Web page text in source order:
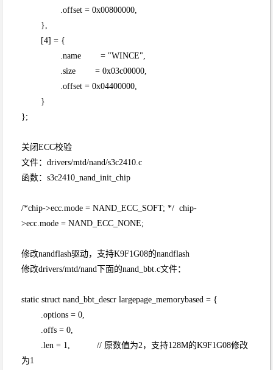
.offset = 0x00800000,
},
[4] = {
.name = "WINCE",
.size = 0x03c00000,
.offset = 0x04400000,
}
};
关闭ECC校验
文件：drivers/mtd/nand/s3c2410.c
函数：s3c2410_nand_init_chip
/*chip->ecc.mode = NAND_ECC_SOFT; */ chip-
>ecc.mode = NAND_ECC_NONE;
修改nandflash驱动，支持K9F1G08的nandflash
修改drivers/mtd/nand下面的nand_bbt.c文件：
static struct nand_bbt_descr largepage_memorybased = {
.options = 0,
.offs = 0,
.len = 1, // 原数值为2，支持128M的K9F1G08修改
为1